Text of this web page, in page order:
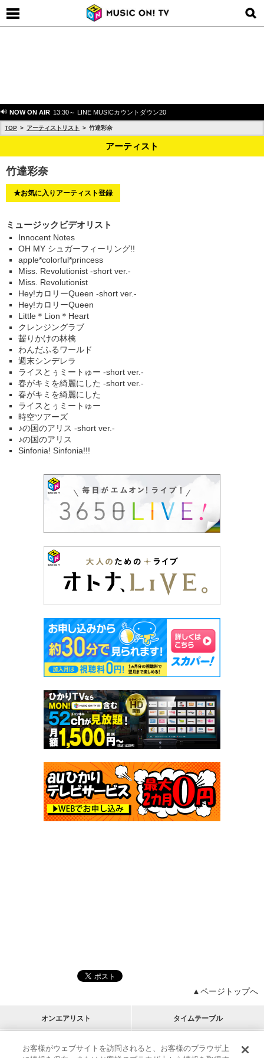
NOW ON AIR 13:30～ LINE MUSICカウントダウン20
TOP アーティストリスト 竹達彩奈
アーティスト
竹達彩奈
★お気に入りアーティスト登録
ミュージックビデオリスト
Innocent Notes
OH MY シュガーフィーリング!!
apple*colorful*princess
Miss. Revolutionist -short ver.-
Miss. Revolutionist
Hey!カロリーQueen -short ver.-
Hey!カロリーQueen
Little＊Lion＊Heart
クレンジングラブ
齧りかけの林檎
わんだふるワールド
週末シンデレラ
ライスとぅミートゅー -short ver.-
春がキミを綺麗にした -short ver.-
春がキミを綺麗にした
ライスとぅミートゅー
時空ツアーズ
♪の国のアリス -short ver.-
♪の国のアリス
Sinfonia! Sinfonia!!!
▲ページトップへ
オンエアリスト タイムテーブル
プログラムリスト チャート
お客様がウェブサイトを訪問されると、お客様のブラウザ上